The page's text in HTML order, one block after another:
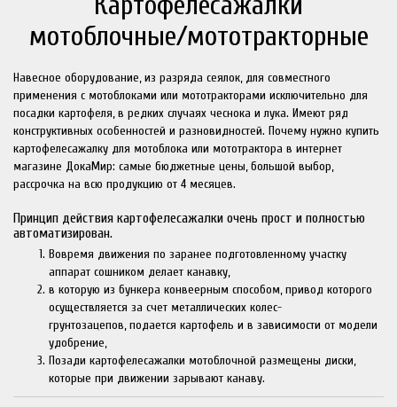
мотоблочные/мототракторные
Навесное оборудование, из разряда сеялок, для совместного
применения с мотоблоками или мототракторами исключительно для
посадки картофеля, в редких случаях чеснока и лука. Имеют ряд
конструктивных особенностей и разновидностей. Почему нужно купить
картофелесажалку для мотоблока или мототрактора в интернет
магазине ДокаМир: самые бюджетные цены, большой выбор,
рассрочка на всю продукцию от 4 месяцев.
Принцип действия картофелесажалки очень прост и полностью
автоматизирован.
Вовремя движения по заранее подготовленному участку
аппарат сошником делает канавку,
в которую из бункера конвеерным способом, привод которого
осуществляется за счет металлических колес-
грунтозацепов, подается картофель и в зависимости от модели
удобрение,
Позади картофелесажалки мотоблочной размещены диски,
которые при движении зарывают канаву.